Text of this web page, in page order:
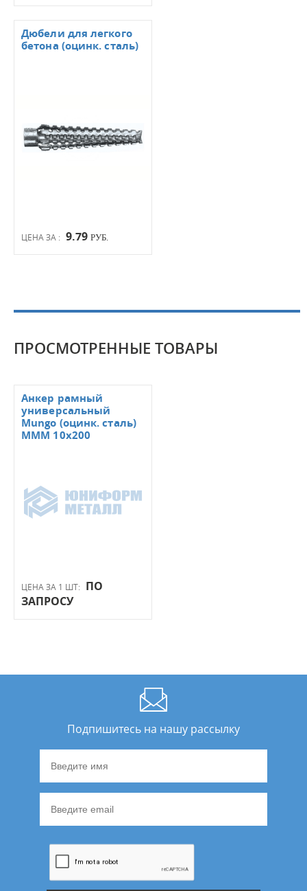
ЦЕНА ЗА : 9.79 РУБ.
Дюбели для легкого
бетона (оцинк. сталь)
ПРОСМОТРЕННЫЕ ТОВАРЫ
ЦЕНА ЗА 1 ШТ:
ПО
ЗАПРОСУ
Анкер рамный
универсальный
Mungo (оцинк. сталь)
MMM 10x200
Подпишитесь на нашу рассылку